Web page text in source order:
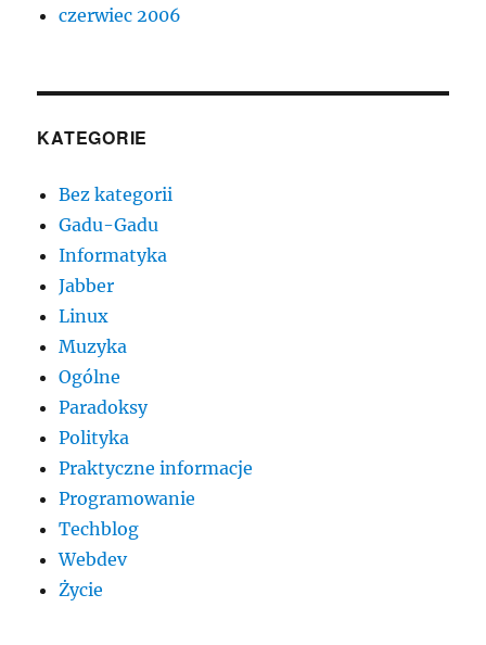
czerwiec 2006
KATEGORIE
Bez kategorii
Gadu-Gadu
Informatyka
Jabber
Linux
Muzyka
Ogólne
Paradoksy
Polityka
Praktyczne informacje
Programowanie
Techblog
Webdev
Życie